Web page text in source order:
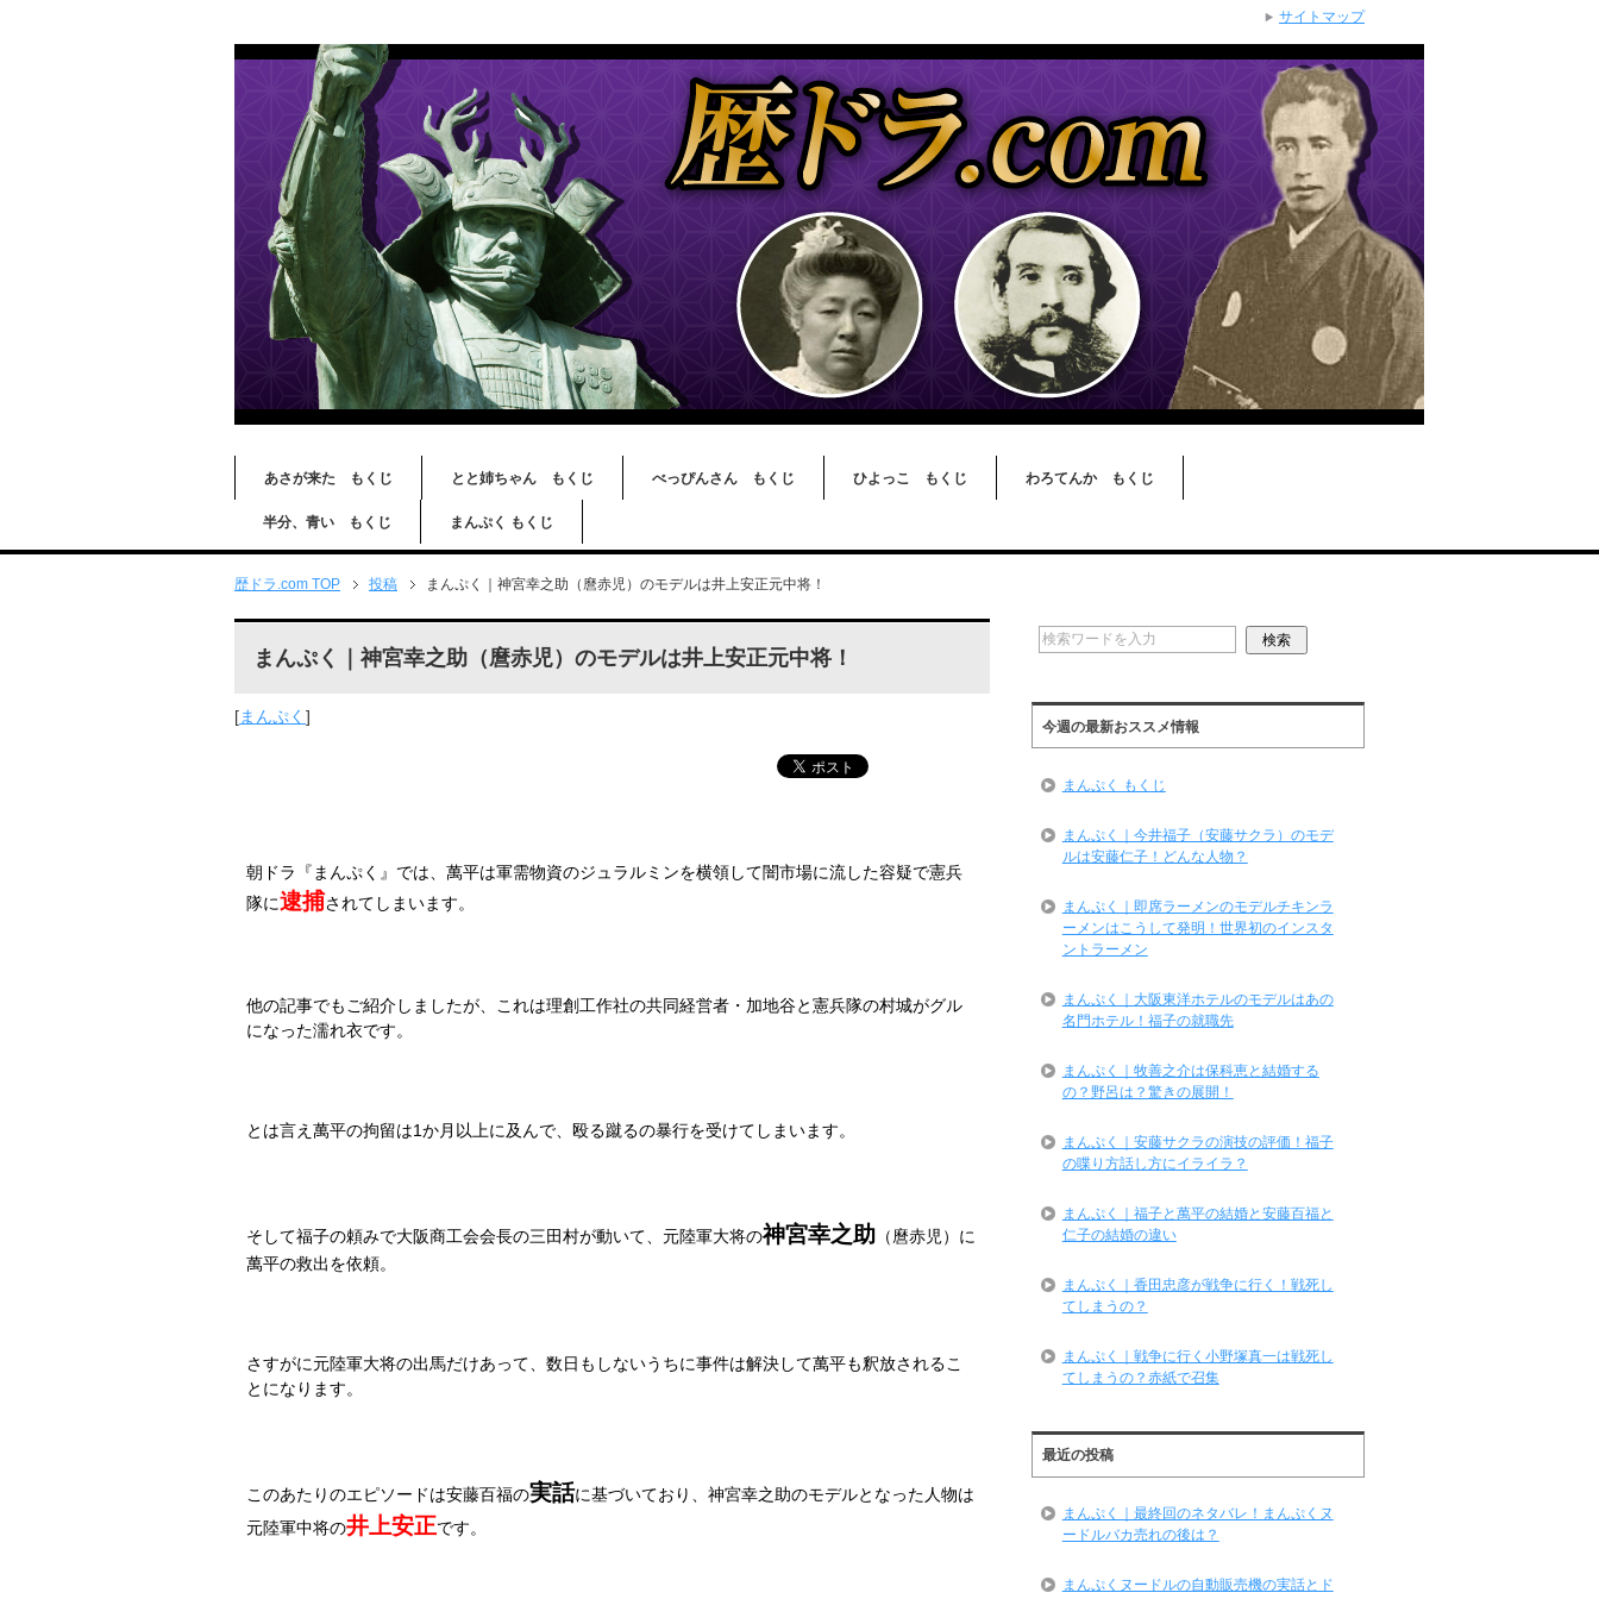
あさが来た もくじ とと姉ちゃん もくじ べっぴんさん もくじ ひよっこ もくじ わろてんか もくじ
半分、青い もくじ まんぷく もくじ
歴ドラ.com TOP 投稿 まんぷく｜神宮幸之助（麿赤児）のモデルは井上安正元中将！
まんぷく｜神宮幸之助（麿赤児）のモデルは井上安正元中将！
[まんぷく ]
朝ドラ『まんぷく』では、萬平は軍需物資のジュラルミンを横領して闇市場に流した容疑で憲兵
隊に逮捕されてしまいます。
他の記事でもご紹介しましたが、これは理創工作社の共同経営者・加地谷と憲兵隊の村城がグル
になった濡れ衣です。
とは言え萬平の拘留は1か月以上に及んで、殴る蹴るの暴行を受けてしまいます。
そして福子の頼みで大阪商工会会長の三田村が動いて、元陸軍大将の神宮幸之助 （麿赤児）に
萬平の救出を依頼。
さすがに元陸軍大将の出馬だけあって、数日もしないうちに事件は解決して萬平も釈放されるこ
とになります。
このあたりのエピソードは安藤百福の実話に基づいており、神宮幸之助のモデルとなった人物は
元陸軍中将の井上安正です。
今週の最新おススメ情報
まんぷく もくじ
まんぷく｜今井福子（安藤サクラ）のモデ
ルは安藤仁子！どんな人物？
まんぷく｜即席ラーメンのモデルチキンラ
ーメンはこうして発明！世界初のインスタ
ントラーメン
まんぷく｜大阪東洋ホテルのモデルはあの
名門ホテル！福子の就職先
まんぷく｜牧善之介は保科恵と結婚する
の？野呂は？驚きの展開！
まんぷく｜安藤サクラの演技の評価！福子
の喋り方話し方にイライラ？
まんぷく｜福子と萬平の結婚と安藤百福と
仁子の結婚の違い
まんぷく｜香田忠彦が戦争に行く！戦死し
てしまうの？
まんぷく｜戦争に行く小野塚真一は戦死し
てしまうの？赤紙で召集
最近の投稿
まんぷく｜最終回のネタバレ！まんぷくヌ
ードルバカ売れの後は？
まんぷくヌードルの自動販売機の実話とド
サイトマップ